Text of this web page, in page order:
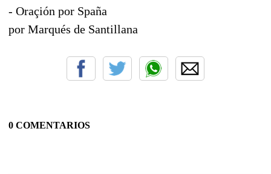
- Oraçión por Spaña
por Marqués de Santillana
0 COMENTARIOS